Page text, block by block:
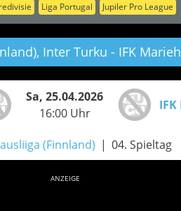
Liga Portugal Jupiler Pro League
Inter Turku - IFK
Sa, 25.04.2026
16:00 Uhr
(Finnland) 04. Spieltag
ANZEIGE